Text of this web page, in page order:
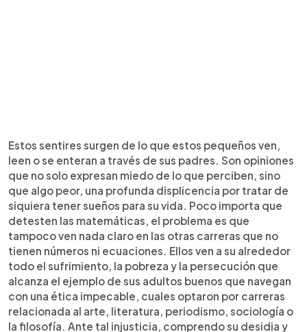
Estos sentires surgen de lo que estos pequeños ven,
leen o se enteran a través de sus padres. Son opiniones
que no solo expresan miedo de lo que perciben, sino
que algo peor, una profunda displicencia por tratar de
siquiera tener sueños para su vida. Poco importa que
detesten las matemáticas, el problema es que
tampoco ven nada claro en las otras carreras que no
tienen números ni ecuaciones. Ellos ven a su alrededor
todo el sufrimiento, la pobreza y la persecución que
alcanza el ejemplo de sus adultos buenos que navegan
con una ética impecable, cuales optaron por carreras
relacionada al arte, literatura, periodismo, sociología o
la filosofía. Ante tal injusticia, comprendo su desidia y